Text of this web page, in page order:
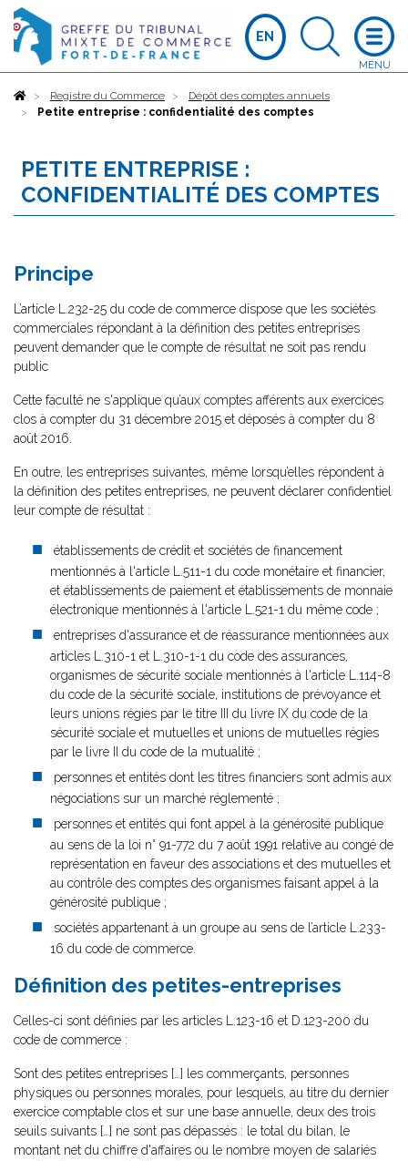
EN
AccueilRegistre du Commerce
Dépôt des comptes annuels
Petite entreprise : confidentialité des comptes
PETITE ENTREPRISE :
CONFIDENTIALITÉ DES COMPTES
Principe
L’article L.232-25 du code de commerce dispose que les sociétés
commerciales répondant à la définition des petites entreprises
peuvent demander que le compte de résultat ne soit pas rendu
public
Cette faculté ne s'applique qu’aux comptes afférents aux exercices
clos à compter du 31 décembre 2015 et déposés à compter du 8
août 2016.
En outre, les entreprises suivantes, même lorsqu’elles répondent à
la définition des petites entreprises, ne peuvent déclarer confidentiel
leur compte de résultat :
établissements de crédit et sociétés de financement
mentionnés à l'article L.511-1 du code monétaire et financier,
et établissements de paiement et établissements de monnaie
électronique mentionnés à l'article L.521-1 du même code ;
entreprises d'assurance et de réassurance mentionnées aux
articles L.310-1 et L.310-1-1 du code des assurances,
organismes de sécurité sociale mentionnés à l'article L.114-8
du code de la sécurité sociale, institutions de prévoyance et
leurs unions régies par le titre III du livre IX du code de la
sécurité sociale et mutuelles et unions de mutuelles régies
par le livre II du code de la mutualité ;
personnes et entités dont les titres financiers sont admis aux
négociations sur un marché réglementé ;
personnes et entités qui font appel à la générosité publique
au sens de la loi n° 91-772 du 7 août 1991 relative au congé de
représentation en faveur des associations et des mutuelles et
au contrôle des comptes des organismes faisant appel à la
générosité publique ;
sociétés appartenant à un groupe au sens de l’article L.233-
16 du code de commerce.
Définition des petites-entreprises
Celles-ci sont définies par les articles L.123-16 et D.123-200 du
code de commerce :
Sont des petites entreprises […] les commerçants, personnes
physiques ou personnes morales, pour lesquels, au titre du dernier
exercice comptable clos et sur une base annuelle, deux des trois
seuils suivants […] ne sont pas dépassés : le total du bilan, le
montant net du chiffre d'affaires ou le nombre moyen de salariés